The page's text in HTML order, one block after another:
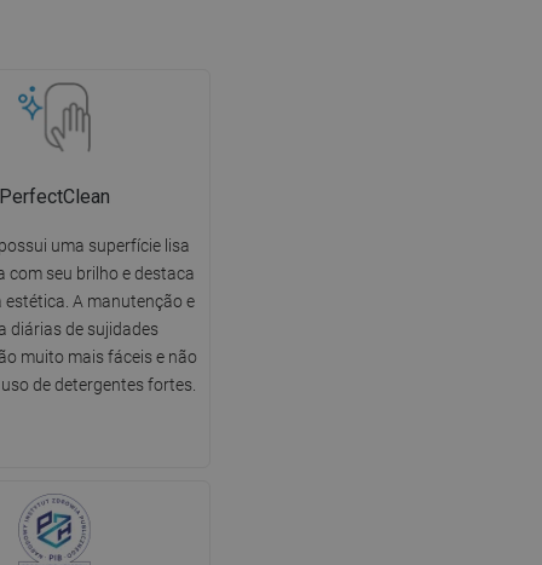
PerfectClean
uma superfície lisa
com seu brilho e destaca
estética. A manutenção e
diárias de sujidades
muito mais fáceis e não
de detergentes fortes.